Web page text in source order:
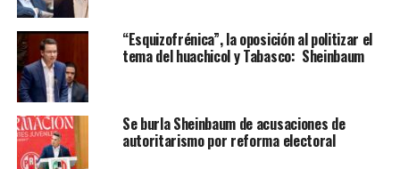
“Esquizofrénica”, la oposición al politizar el
tema del huachicol y Tabasco: Sheinbaum
Se burla Sheinbaum de acusaciones de
autoritarismo por reforma electoral